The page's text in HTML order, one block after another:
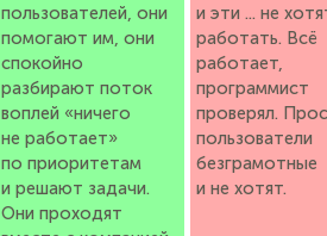
пользователей, они
помогают им, они
спокойно
разбирают поток
воплей «ничего
не работает»
по приоритетам
и решают задачи.
Они проходят
и эти ... не
работать. Всё
работает,
программист
проверял.
пользователи
безграмотные
и не хотят.